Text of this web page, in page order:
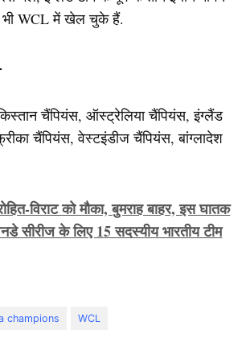
भी WCL में खेल चुके हैं.
चैंपियंस, ऑस्ट्रेलिया चैंपियंस, इंग्लैंड
चैंपियंस, वेस्टइंडीज चैंपियंस, बांग्लादेश
विराट को मौका, बुमराह बाहर, इस घातक
सीरीज के लिए 15 सदस्यीय भारतीय टीम
champions WCL